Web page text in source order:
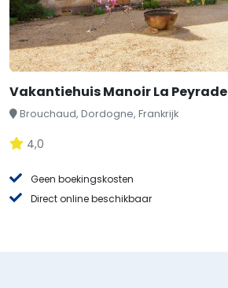
Vakantiehuis Manoir La Peyrade
Brouchaud, Dordogne, Frankrijk
4,0
Geen boekingskosten
Direct online beschikbaar